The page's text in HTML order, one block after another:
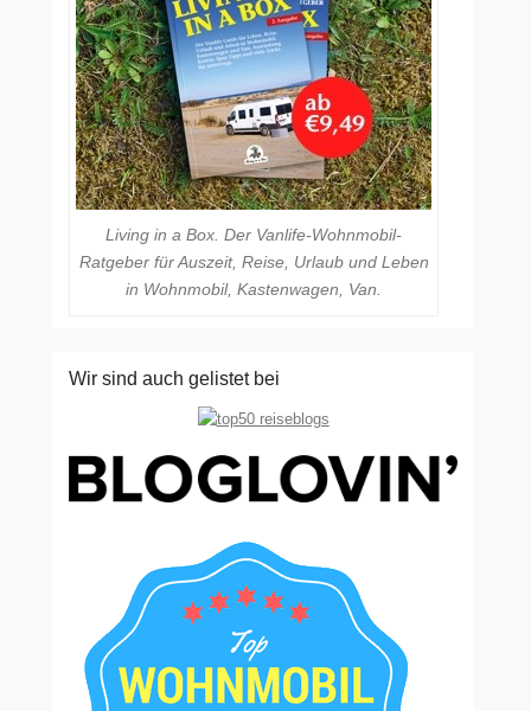
Living in a Box. Der Vanlife-Wohnmobil-
Ratgeber für Auszeit, Reise, Urlaub und Leben
in Wohnmobil, Kastenwagen, Van.
Wir sind auch gelistet bei